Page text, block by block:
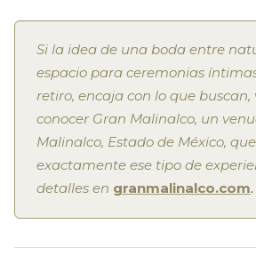
Si la idea de una boda entre
espacio para ceremonias
retiro, encaja con lo que
conocer Gran Malinalco, un
Malinalco, Estado de México,
exactamente ese tipo de
detalles en granmalinalco.com.